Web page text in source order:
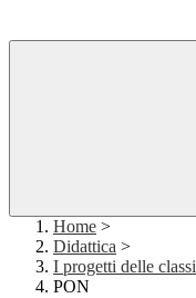
Home >
Didattica >
I progetti delle classi
PON